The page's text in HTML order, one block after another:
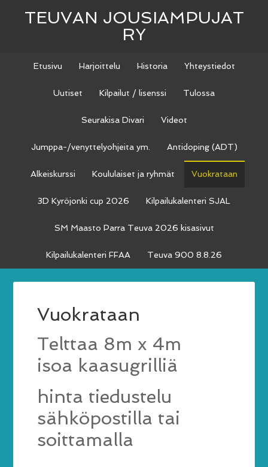
TEUVAN JOUSIAMPUJAT
RY
Etusivu Harjoittelu Historia Yhteystiedot
Uutiset Kilpailut / lisenssi Tulossa
Seurakisa Divari Videot
Jumppa-/venyttelyohjeita ym. Antidoping (ADT)
Alkeiskurssi Koululaiset ja ryhmät Vuokrataan
3D Kyröjonki cup 2026 Kilpailukalenteri SJAL
SM Maasto Parra Teuva 2026 kisasivut
Kilpailukalenteri FFAA Teuva 900 8.8.26
Vuokrataan
Telttaa 8m x 4m
isoa kaasugrilliä
hinta tiedustelu
sähköpostilla tai
soittamalla